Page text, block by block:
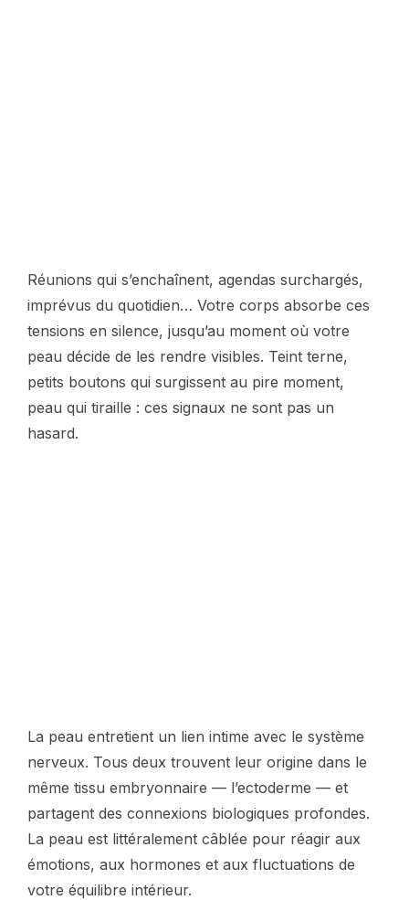
Réunions qui s’enchaînent, agendas surchargés,
imprévus du quotidien… Votre corps absorbe ces
tensions en silence, jusqu’au moment où votre
peau décide de les rendre visibles. Teint terne,
petits boutons qui surgissent au pire moment,
peau qui tiraille : ces signaux ne sont pas un
hasard.
La peau entretient un lien intime avec le système
nerveux. Tous deux trouvent leur origine dans le
même tissu embryonnaire — l’ectoderme — et
partagent des connexions biologiques profondes.
La peau est littéralement câblée pour réagir aux
émotions, aux hormones et aux fluctuations de
votre équilibre intérieur.